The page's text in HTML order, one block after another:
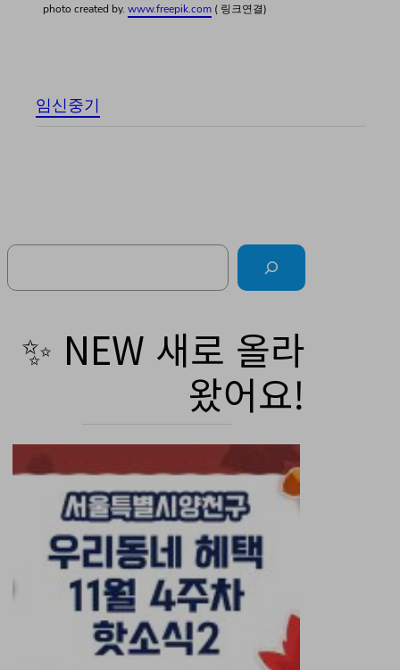
photo created by. www.freepik.com ( 링크연결)
임신중기
Search
✨ NEW 새로 올라
왔어요!